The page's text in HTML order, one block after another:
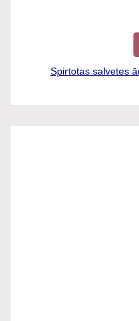
Spirtotas salvetes